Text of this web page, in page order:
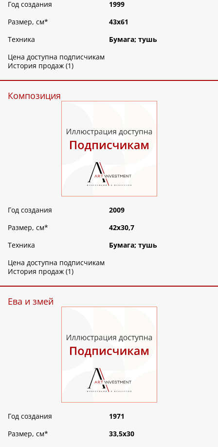
Год создания
1999
Размер, см*
43х61
Техника
Бумага; тушь
Цена доступна подписчикам
История продаж (1)
Композиция
Год создания
2009
Размер, см*
42х30,7
Техника
Бумага; тушь
Цена доступна подписчикам
История продаж (1)
Ева и змей
Год создания
1971
Размер, см*
33,5х30